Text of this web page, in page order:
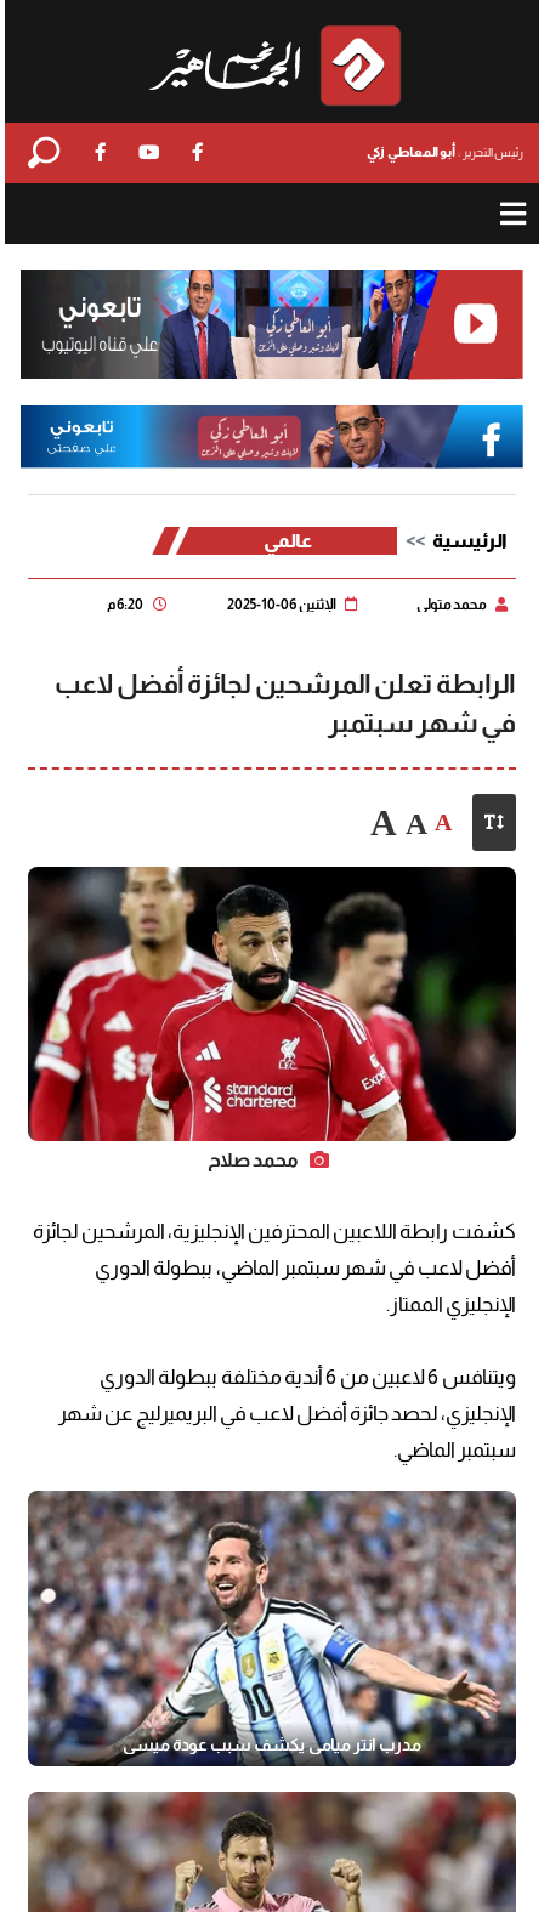
رئيس التحرير : أبو المعاطي زكي
الرئيسية عالمي
محمد متولي الإثنين 06-10-2025 6:20 م
الرابطة تعلن المرشحين لجائزة أفضل لاعب
في شهر سبتمبر
A
A
A
محمد صلاح
كشفت رابطة اللاعبين المحترفين الإنجليزية، المرشحين لجائزة
أفضل لاعب في شهر سبتمبر الماضي، ببطولة الدوري
الإنجليزي الممتاز.
ويتنافس 6 لاعبين من 6 أندية مختلفة ببطولة الدوري
الإنجليزي، لحصد جائزة أفضل لاعب في البريميرليج عن شهر
سبتمبر الماضي.
مدرب انتر ميامي يكشف سبب عودة ميسي